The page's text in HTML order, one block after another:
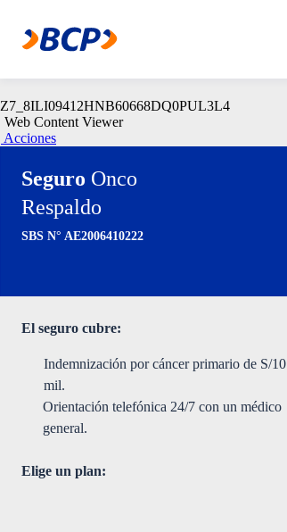
Web Content Viewer
Acciones
Z7_8ILI09412HNB60668DQ0PUL3L4
Web Content Viewer
Acciones
Seguro Onco
Respaldo
SBS N° AE2006410222
El seguro cubre:
Indemnización por cáncer primario de S/10
mil.
Orientación telefónica 24/7 con un médico
general.
Elige un plan: